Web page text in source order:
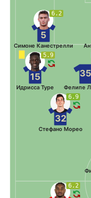
6.2
5
Симоне Канестрелли
35
Фелипе
5.9
15
Идрисса Туре
6.9
32
Стефано Морео
6.2